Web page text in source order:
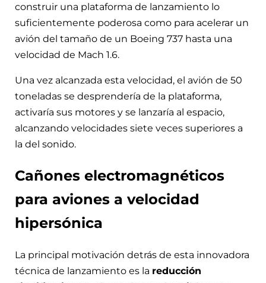
construir una plataforma de lanzamiento lo
suficientemente poderosa como para acelerar un
avión del tamaño de un Boeing 737 hasta una
velocidad de Mach 1.6.
Una vez alcanzada esta velocidad, el avión de 50
toneladas se desprendería de la plataforma,
activaría sus motores y se lanzaría al espacio,
alcanzando velocidades siete veces superiores a
la del sonido.
Cañones electromagnéticos
para aviones a velocidad
hipersónica
La principal motivación detrás de esta innovadora
técnica de lanzamiento es la reducción